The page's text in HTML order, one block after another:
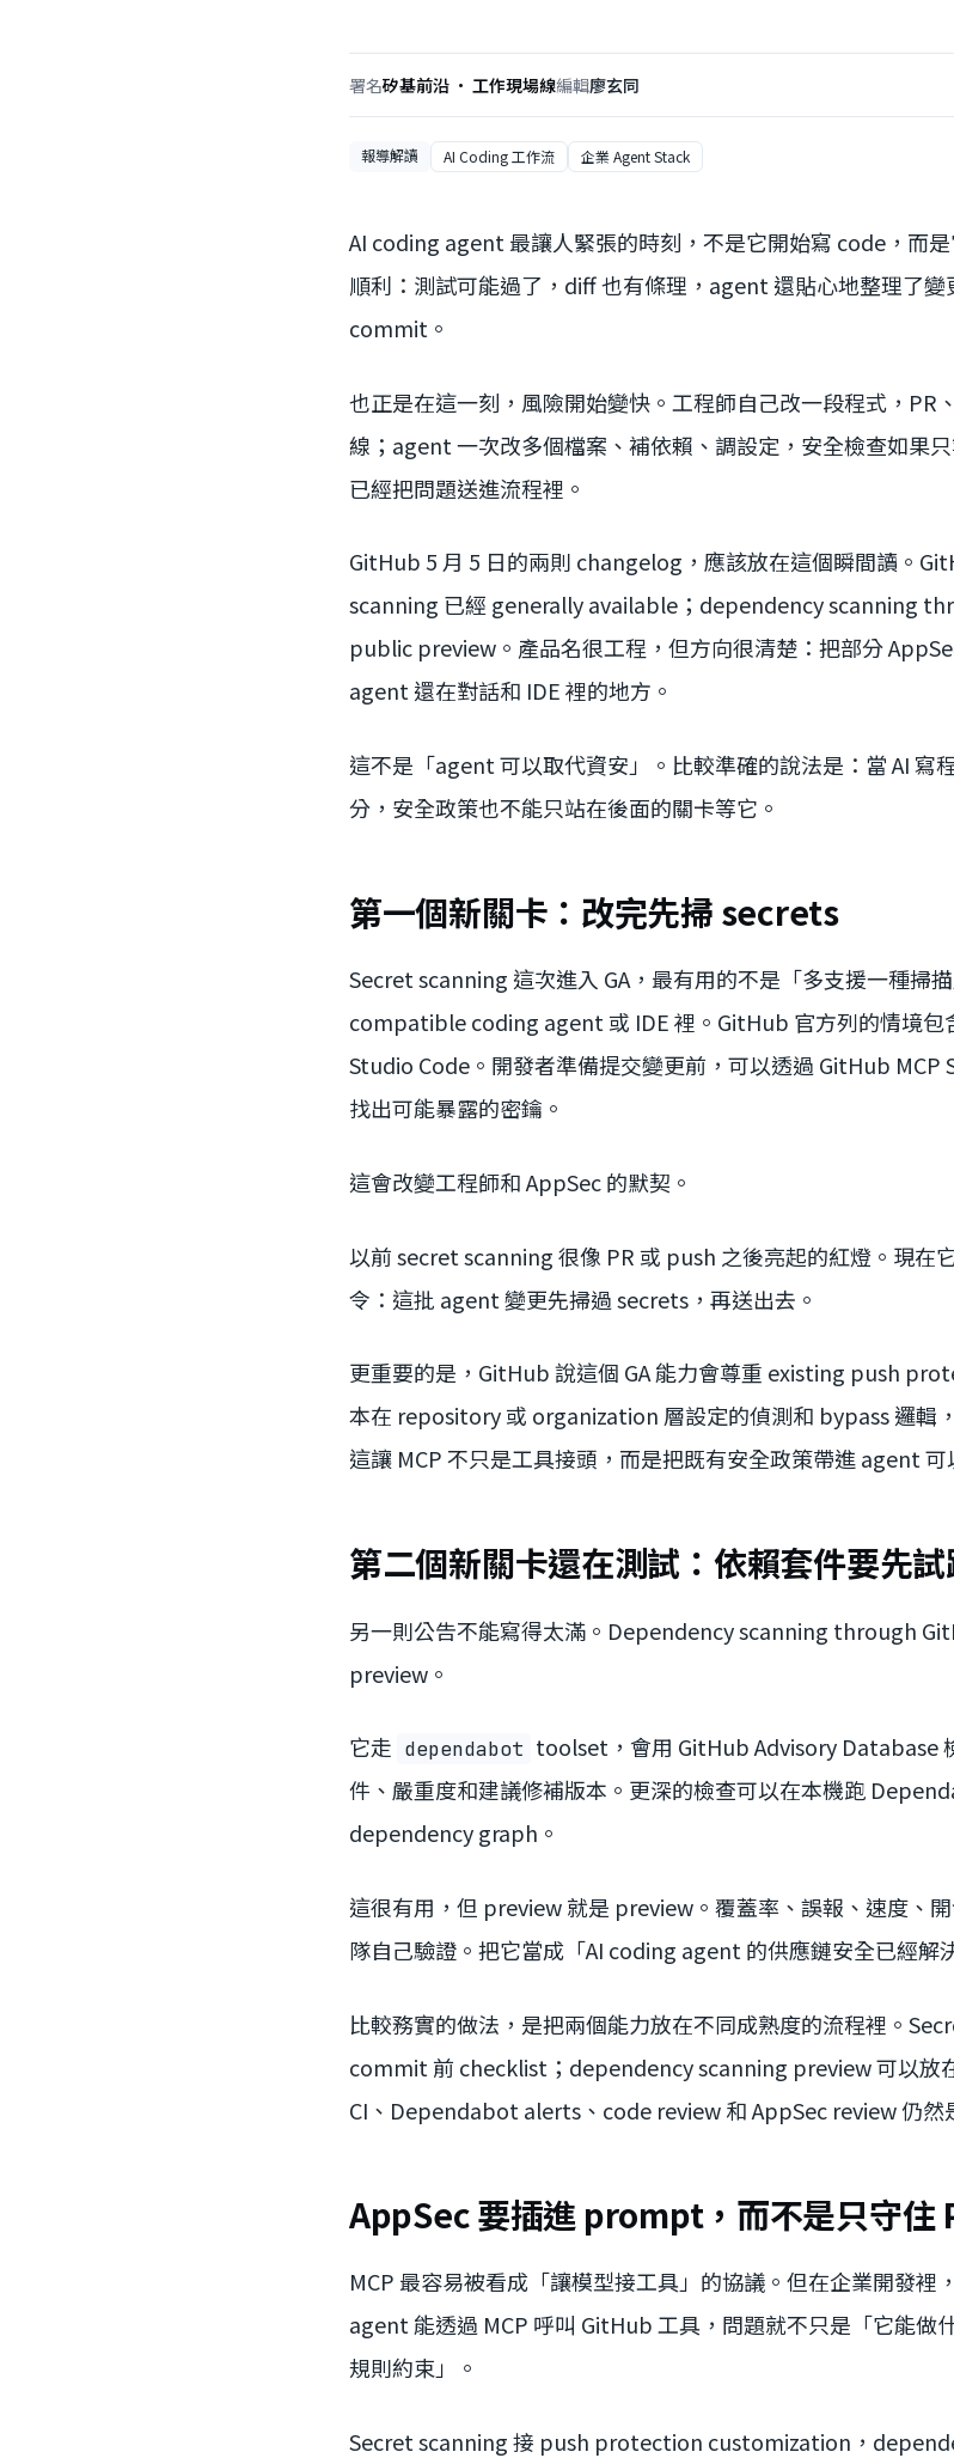
署名矽基前沿 · 工作現場線編輯廖玄同
報導解讀 AI Coding 工作流 企業 Agent Stack
AI coding agent 最讓人緊張的時刻，不是它開始寫 code，而
順利：測試可能過了，diff 也有條理，agent 還貼心地整理了
commit。
也正是在這一刻，風險開始變快。工程師自己改一段程式，PR
線；agent 一次改多個檔案、補依賴、調設定，安全檢查如果
已經把問題送進流程裡。
GitHub 5 月 5 日的兩則 changelog，應該放在這個瞬間讀。
scanning 已經 generally available；dependency scanning
public preview。產品名很工程，但方向很清楚：把部分
agent 還在對話和 IDE 裡的地方。
這不是「agent 可以取代資安」。比較準確的說法是：當 AI 寫
分，安全政策也不能只站在後面的關卡等它。
第一個新關卡：改完先掃 secrets
Secret scanning 這次進入 GA，最有用的不是「多支援一種掃
compatible coding agent 或 IDE 裡。GitHub 官方列的情境包
Studio Code。開發者準備提交變更前，可以透過 GitHub MCP
找出可能暴露的密鑰。
這會改變工程師和 AppSec 的默契。
以前 secret scanning 很像 PR 或 push 之後亮起的紅燈。現在
令：這批 agent 變更先掃過 secrets，再送出去。
更重要的是，GitHub 說這個 GA 能力會尊重 existing push
本在 repository 或 organization 層設定的偵測和 bypass 邏輯
這讓 MCP 不只是工具接頭，而是把既有安全政策帶進 agent 可
第二個新關卡還在測試：依賴套件要先
另一則公告不能寫得太滿。Dependency scanning through
preview。
它走 dependabot toolset，會用 GitHub Advisory Database
件、嚴重度和建議修補版本。更深的檢查可以在本機跑
dependency graph。
這很有用，但 preview 就是 preview。覆蓋率、誤報、速度、
隊自己驗證。把它當成「AI coding agent 的供應鏈安全已經解
比較務實的做法，是把兩個能力放在不同成熟度的流程裡。
commit 前 checklist；dependency scanning preview 可以放
CI、Dependabot alerts、code review 和 AppSec review 仍然
AppSec 要插進 prompt，而不是只守住
MCP 最容易被看成「讓模型接工具」的協議。但在企業開發裡
agent 能透過 MCP 呼叫 GitHub 工具，問題就不只是「它能做
規則約束」。
Secret scanning 接 push protection customization，